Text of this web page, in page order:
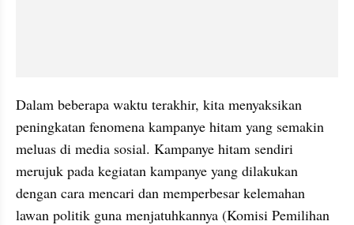
Dalam beberapa waktu terakhir, kita menyaksikan
peningkatan fenomena kampanye hitam yang semakin
meluas di media sosial. Kampanye hitam sendiri
merujuk pada kegiatan kampanye yang dilakukan
dengan cara mencari dan memperbesar kelemahan
lawan politik guna menjatuhkannya (Komisi Pemilihan